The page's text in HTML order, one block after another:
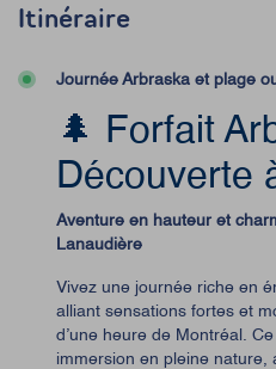
Itinéraire
Journée Arbraska et plage
🌲 Forfait
Découverte
Aventure en hauteur et
Lanaudière
Vivez une journée riche en
alliant sensations fortes et
d’une heure de Montréal.
immersion en pleine nature,